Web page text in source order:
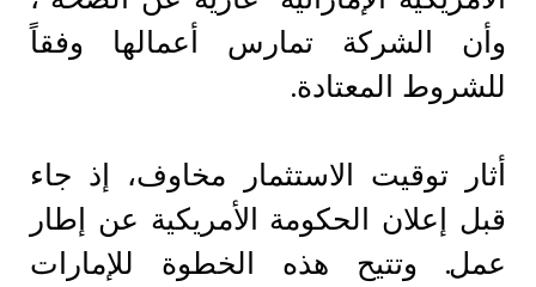
وأن الشركة تمارس أعمالها وفقاً
للشروط المعتادة.
أثار توقيت الاستثمار مخاوف، إذ جاء
قبل إعلان الحكومة الأمريكية عن إطار
عمل. وتتيح هذه الخطوة للإمارات